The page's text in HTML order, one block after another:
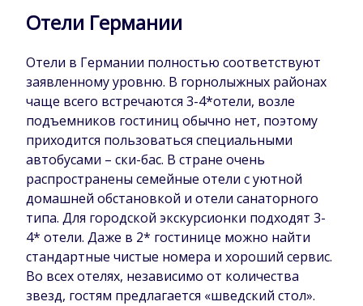
Отели Германии
Отели в Германии полностью соответствуют
заявленному уровню. В горнолыжных районах
чаще всего встречаются 3-4*отели, возле
подъемников гостиниц обычно нет, поэтому
приходится пользоваться специальными
автобусами – ски-бас. В стране очень
распространены семейные отели с уютной
домашней обстановкой и отели санаторного
типа. Для городской экскурсионки подходят 3-
4* отели. Даже в 2* гостинице можно найти
стандартные чистые номера и хороший сервис.
Во всех отелях, независимо от количества
звезд, гостям предлагается «шведский стол».